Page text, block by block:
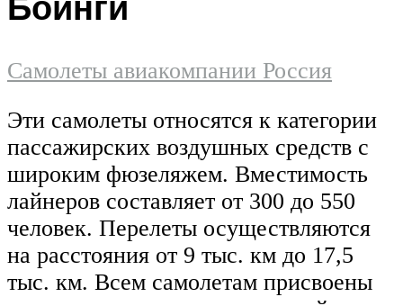
Самолеты авиакомпании Россия
Эти самолеты относятся к категории
пассажирских воздушных средств с
широким фюзеляжем. Вместимость
лайнеров составляет от 300 до 550
человек. Перелеты осуществляются
на расстояния от 9 тыс. км до 17,5
тыс. км. Всем самолетам присвоены